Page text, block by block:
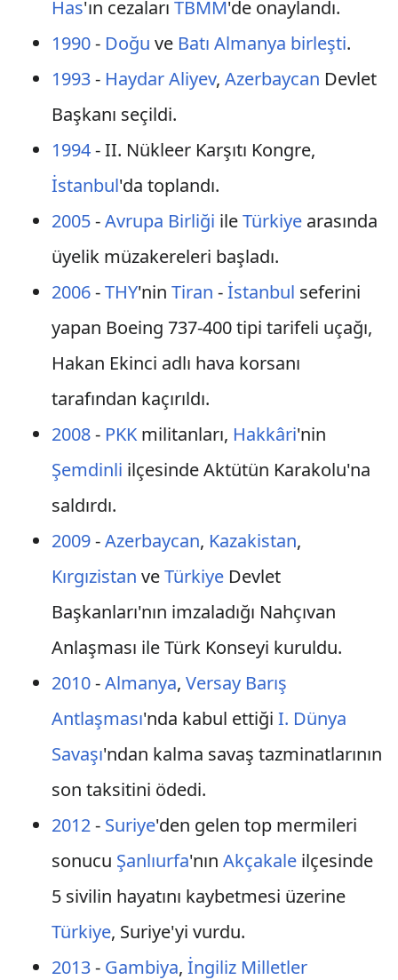
Has'ın cezaları TBMM'de onaylandı.
1990- Doğu ve Batı Almanya birleşti.
1993- Haydar Aliyev, Azerbaycan Devlet
Başkanı seçildi.
1994- II. Nükleer Karşıtı Kongre,
İstanbul'da toplandı.
2005-Avrupa Birliği ileTürkiyearasında
üyelik müzakereleri başladı.
2006-THY'nin Tiran -İstanbul seferini
yapan Boeing 737-400 tipi tarifeli uçağı,
Hakan Ekinci adlı hava korsanı
tarafından kaçırıldı.
2008- PKKmilitanları, Hakkâri'nin
Şemdinli ilçesinde Aktütün Karakolu'na
saldırdı.
2009-Azerbaycan, Kazakistan,
Kırgızistan veTürkiyeDevlet
Başkanları'nın imzaladığı Nahçıvan
Anlaşması ile Türk Konseyi kuruldu.
2010-Almanya, Versay Barış
Antlaşması'nda kabul ettiği I. Dünya
Savaşı'ndan kalma savaş tazminatlarının
son taksitini ödedi.
2012- Suriye'den gelen top mermileri
sonucu Şanlıurfa'nın Akçakaleilçesinde
5 sivilin hayatını kaybetmesi üzerine
Türkiye, Suriye'yi vurdu.
2013- Gambiya, İngiliz Milletler